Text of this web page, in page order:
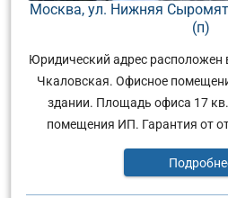
Москва, ул. Нижняя
(п)
Юридический адрес расположен
Чкаловская. Офисное
здании. Площадь офиса 17
помещения ИП. Гарантия от